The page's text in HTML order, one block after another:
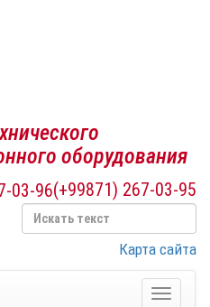
оборудования
(+99871) 267-03-95
03-96
Карта сайта
Toggle